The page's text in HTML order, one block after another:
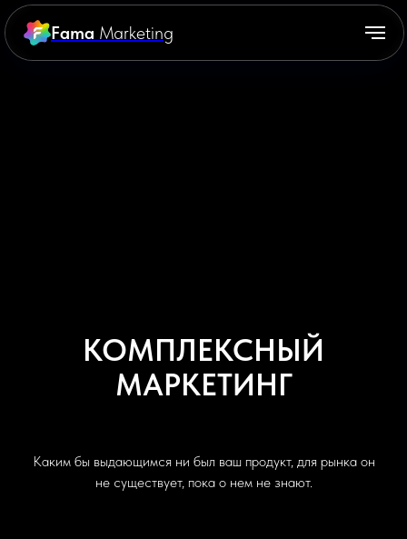
Fama Marketing
КОМПЛЕКСНЫЙ
МАРКЕТИНГ
Каким бы выдающимся ни был ваш продукт, для рынка он
не существует, пока о нем не знают.